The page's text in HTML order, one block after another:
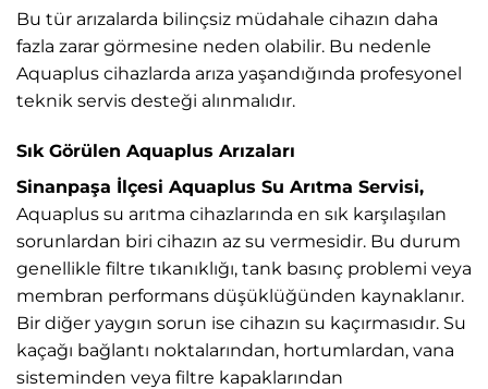
Bu tür arızalarda bilinçsiz müdahale cihazın daha
fazla zarar görmesine neden olabilir. Bu nedenle
Aquaplus cihazlarda arıza yaşandığında profesyonel
teknik servis desteği alınmalıdır.
Sık Görülen Aquaplus Arızaları
Sinanpaşa İlçesi Aquaplus Su Arıtma Servisi,
Aquaplus su arıtma cihazlarında en sık karşılaşılan
sorunlardan biri cihazın az su vermesidir. Bu durum
genellikle filtre tıkanıklığı, tank basınç problemi veya
membran performans düşüklüğünden kaynaklanır.
Bir diğer yaygın sorun ise cihazın su kaçırmasıdır. Su
kaçağı bağlantı noktalarından, hortumlardan, vana
sisteminden veya filtre kapaklarından